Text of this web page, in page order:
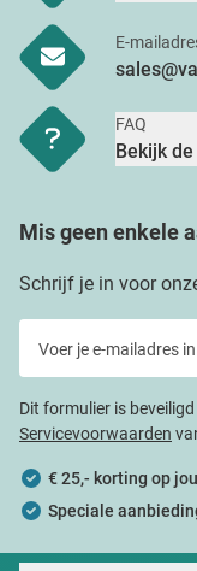
E-
FAQ
Bekijk
Mis geen enkele
Schrijf je in voor
Dit formulier is
Servicevoorwaarden
€ 25,- korting op
Speciale